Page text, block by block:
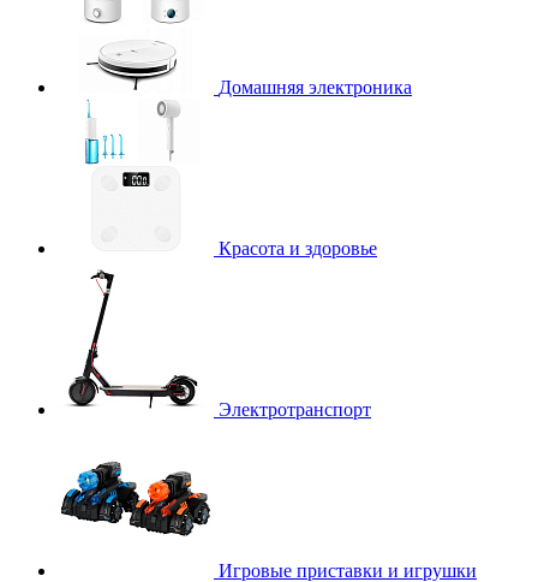
Домашняя электроника
Красота и здоровье
Электротранспорт
Игровые приставки и игрушки